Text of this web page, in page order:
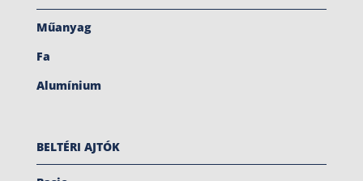
Műanyag
Fa
Alumínium
BELTÉRI AJTÓK